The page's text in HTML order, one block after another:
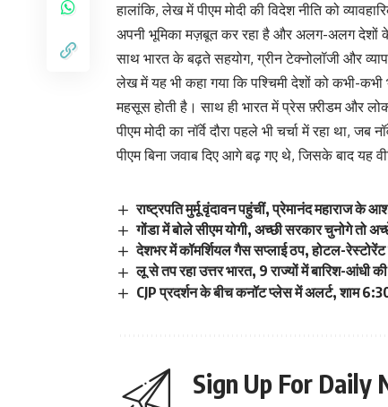
हालांकि, लेख में पीएम मोदी की विदेश नीति को
अपनी भूमिका मज़बूत कर रहा है और अलग-अलग देशों
साथ भारत के बढ़ते सहयोग, ग्रीन टेक्नोलॉजी और
लेख में यह भी कहा गया कि पश्चिमी देशों को कभी-
महसूस होती है। साथ ही भारत में प्रेस फ़्रीडम और
पीएम मोदी का नॉर्वे दौरा पहले भी चर्चा में रहा था,
पीएम बिना जवाब दिए आगे बढ़ गए थे, जिसके बाद यह
राष्ट्रपति मुर्मू वृंदावन पहुंचीं, प्रेमानंद महाराज के
गोंडा में बोले सीएम योगी, अच्छी सरकार चुनोगे तो
देशभर में कॉमर्शियल गैस सप्लाई ठप, होटल-
लू से तप रहा उत्तर भारत, 9 राज्यों में बारिश-आंधी
CJP प्रदर्शन के बीच कनॉट प्लेस में अलर्ट, शाम
Sign Up For Daily